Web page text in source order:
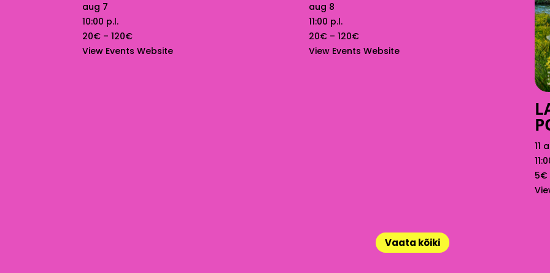
aug 7
10:00 p.l.
20€ – 120€
View Events Website
aug 8
11:00 p.l.
20€ – 120€
View Events Website
11
5€
Vaata kõiki